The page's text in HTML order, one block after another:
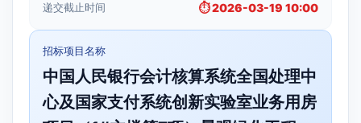
递交截止时间 ⏱️ 2026-03-19 10:00
招标项目名称
中国人民银行会计核算系统全国处理中
心及国家支付系统创新实验室业务用房